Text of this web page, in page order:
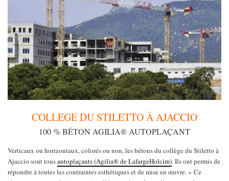
COLLEGE DU STILETTO À AJACCIO
100 % BÉTON AGILIA® AUTOPLAÇANT
Verticaux ou horizontaux, colorés ou non, les bétons du collège du Stiletto à
Ajaccio sont tousautoplaçants (Agilia® de LafargeHolcim). Ils ont permis de
répondre à toutes les contraintes esthétiques et de mise en œuvre. « Ce